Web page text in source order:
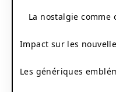
La nostalgie comme
Impact sur les
Les génériques